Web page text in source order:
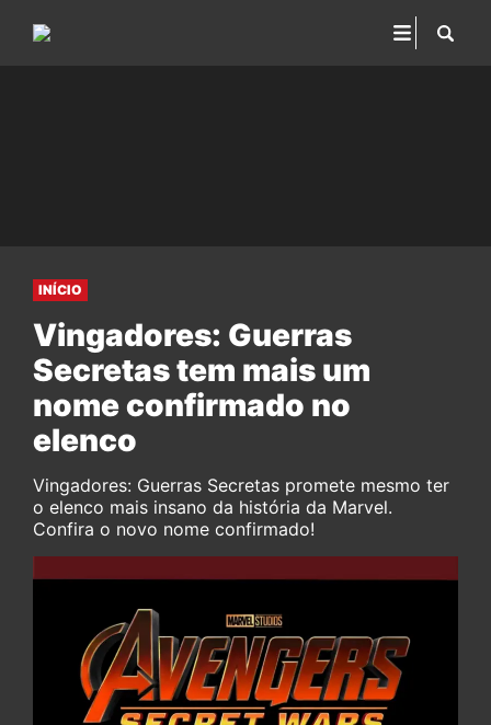
INÍCIO
Vingadores: Guerras
Secretas tem mais um
nome confirmado no
elenco
Vingadores: Guerras Secretas promete mesmo ter
o elenco mais insano da história da Marvel.
Confira o novo nome confirmado!